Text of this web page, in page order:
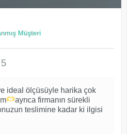
Müşteri
ideal ölçüsüyle harika çok
ayrıca firmanın sürekli
teslimine kadar ki ilgisi